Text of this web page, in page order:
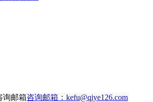
咨询邮箱：kefu@qiye126.com